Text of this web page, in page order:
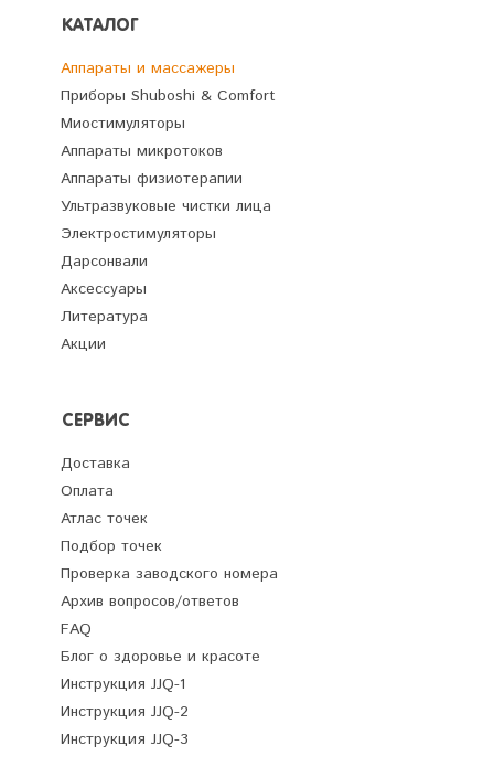
КАТАЛОГ
Аппараты и массажеры
Приборы Shuboshi & Comfort
Миостимуляторы
Аппараты микротоков
Аппараты физиотерапии
Ультразвуковые чистки лица
Электростимуляторы
Дарсонвали
Аксессуары
Литература
Акции
СЕРВИС
Доставка
Оплата
Атлас точек
Подбор точек
Проверка заводского номера
Архив вопросов/ответов
FAQ
Блог о здоровье и красоте
Инструкция JJQ-1
Инструкция JJQ-2
Инструкция JJQ-3